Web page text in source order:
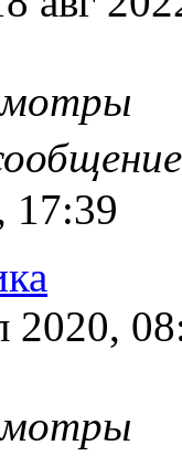
17:39
2020,